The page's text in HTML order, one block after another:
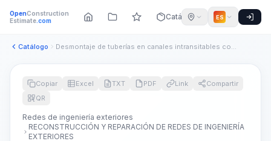
OpenConstruction
Estimate.com Catálogo ES
Catálogo Desmontaje de tuberías en canales intransitables con elevada...
Copiar Excel TXT PDF Link
Compartir
QR
Redes de ingeniería exteriores
RECONSTRUCCIÓN Y REPARACIÓN DE REDES DE INGENIERÍA
EXTERIORES